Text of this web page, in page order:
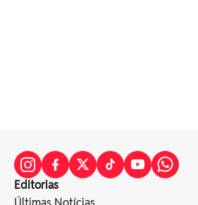
Editorias